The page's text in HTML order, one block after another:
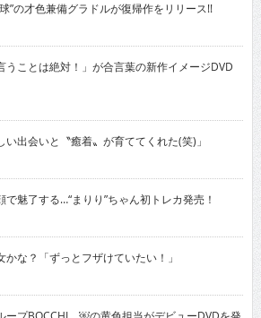
”の才色兼備グラドルが復帰作をリリース!!
ことは絶対！」が合言葉の新作イメージDVD
出会いと〝癒着〟が育ててくれた(笑)」
魅了する…“まりり”ちゃん初トレカ発売！
な？「ずっとフザけていたい！」